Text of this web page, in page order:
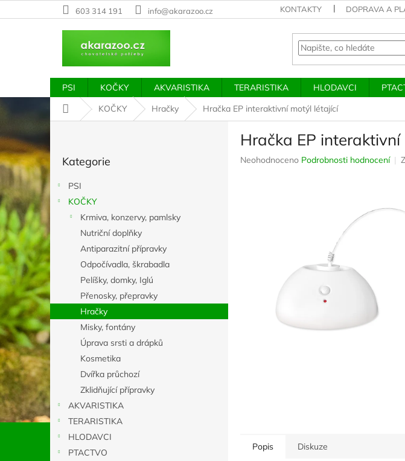
na
603 314 191 info@akarazoo.cz KONTAKTY DOPRAVA A
PSI KOČKY AKVARISTIKA TERARISTIKA HLODAVCI
Domů
KOČKY Hračky Hračka EP interaktivní motýl létající
s
t
r
a
í
p
a
n
e
l
kategorie
Kategorie
PSI
KOČKY
Krmiva, konzervy, pamlsky
Nutriční doplňky
Antiparazitní přípravky
Odpočívadla, škrabadla
Pelíšky, domky, Iglú
Přenosky, přepravky
Hračky
Misky, fontány
Úprava srsti a drápků
Kosmetika
Dvířka průchozí
Zklidňující přípravky
AKVARISTIKA
TERARISTIKA
HLODAVCI
PTACTVO
Hračka EP
Průměrné
Neohodnoceno Podrobnosti hodnocení
Popis Diskuze